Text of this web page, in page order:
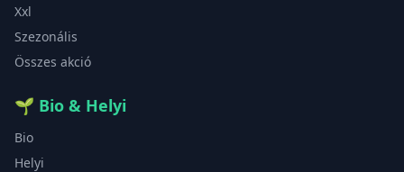
Xxl
Szezonális
Összes akció
🌱 Bio & Helyi
Bio
Helyi